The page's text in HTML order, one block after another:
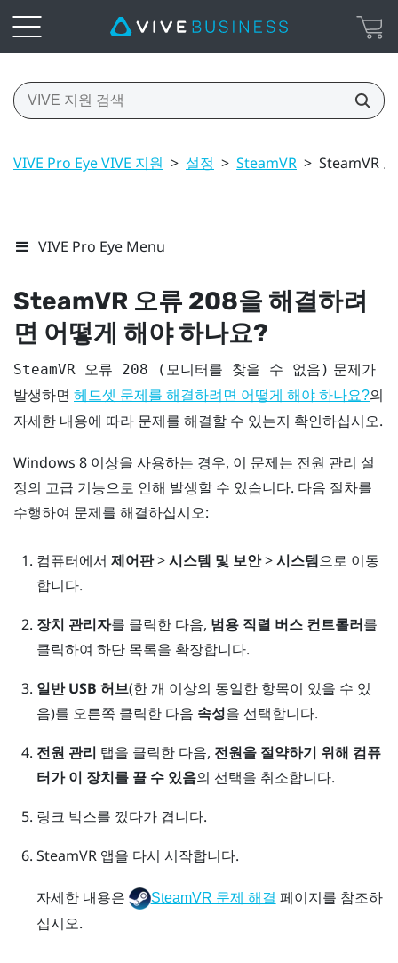
VIVE Pro Eye VIVE 지원 > 설정 > SteamVR > SteamVR
VIVE Pro Eye Menu
SteamVR 오류 208을 해결하려
면 어떻게 해야 하나요?
SteamVR 오류 208 (모니터를 찾을 수 없음) 문제가
발생하면 헤드셋 문제를 해결하려면 어떻게 해야 하나요?의
자세한 내용에 따라 문제를 해결할 수 있는지 확인하십시오.
Windows 8 이상을 사용하는 경우, 이 문제는 전원 관리 설
정의 고급 기능으로 인해 발생할 수 있습니다. 다음 절차를
수행하여 문제를 해결하십시오:
컴퓨터에서 제어판>시스템 및 보안>시스템으로 이동
합니다.
장치 관리자를 클릭한 다음, 범용 직렬 버스 컨트롤러를
클릭하여 하단 목록을 확장합니다.
일반 USB 허브(한 개 이상의 동일한 항목이 있을 수 있
음)를 오른쪽 클릭한 다음 속성을 선택합니다.
전원 관리 탭을 클릭한 다음, 전원을 절약하기 위해 컴퓨
터가 이 장치를 끌 수 있음의 선택을 취소합니다.
링크 박스를 껐다가 켭니다.
SteamVR앱을 다시 시작합니다.
자세한 내용은 SteamVR 문제 해결 페이지를 참조하
십시오.